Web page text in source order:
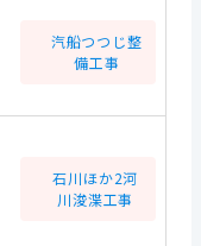
汽船つつじ整
備工事
石川ほか2河
川浚渫工事